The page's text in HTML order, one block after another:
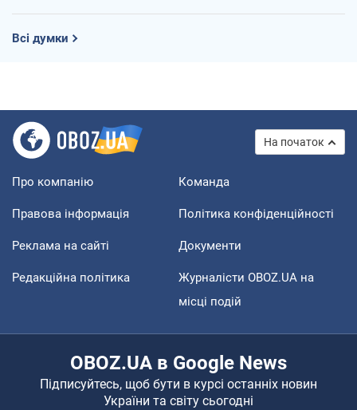
Всі думки
На початок
Про компанію Команда
Правова інформація Політика конфіденційності
Реклама на сайті Документи
Редакційна політика
Журналісти OBOZ.UA на
місці подій
OBOZ.UA в Google News
Підписуйтесь, щоб бути в курсі останніх новин
України та світу сьогодні